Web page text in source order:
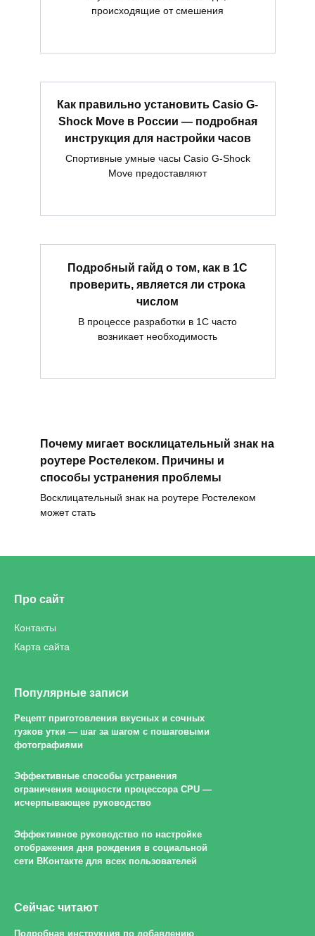
происходящие от смешения
Как правильно установить Casio G-
Shock Move в России — подробная
инструкция для настройки часов
Спортивные умные часы Casio G-Shock
Move предоставляют
Подробный гайд о том, как в 1С
проверить, является ли строка
числом
В процессе разработки в 1С часто
возникает необходимость
Почему мигает восклицательный знак на
роутере Ростелеком. Причины и
способы устранения проблемы
Восклицательный знак на роутере Ростелеком
может стать
Про сайт
Контакты
Карта сайта
Популярные записи
Рецепт приготовления вкусных и сочных
гузков утки — шаг за шагом с пошаговыми
фотографиями
Эффективные способы устранения
ограничения мощности процессора CPU —
исчерпывающее руководство
Эффективное руководство по настройке
отображения дня рождения в социальной
сети ВКонтакте для всех пользователей
Сейчас читают
Подробная инструкция по добавлению